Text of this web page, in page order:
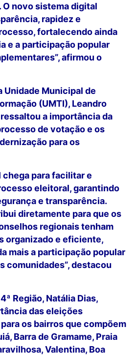
novo sistema digital
rapidez e
fortalecendo ainda
e a participação popular
afirmou o
Unidade Municipal de
(UMTI), Leandro
a importância da
de votação e os
para os
chega para facilitar e
eleitoral, garantindo
e transparência.
diretamente para que os
regionais tenham
organizado e eficiente,
mais a participação popular
comunidades”, destacou
Região, Natália Dias,
das eleições
os bairros que compõem
Barra de Gramame, Praia
Valentina, Boa